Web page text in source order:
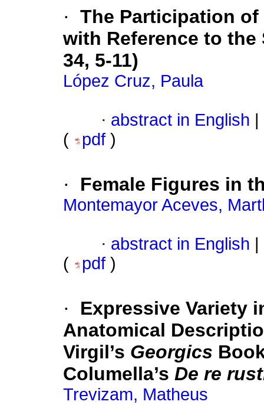
· The Participation
with Reference to the
34, 5-11)
López Cruz, Paula
· abstract in English
(
pdf )
· Female Figures in
Montemayor Aceves,
· abstract in English
(
pdf )
·
Expressive Variety
Anatomical
Virgil’s Georgics
Columella’s De re
Trevizam, Matheus